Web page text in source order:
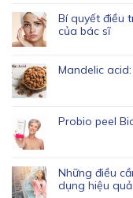
Bí quyết điều
của bác sĩ
Mandelic
Probio peel
Những điều
dụng hiệu quả